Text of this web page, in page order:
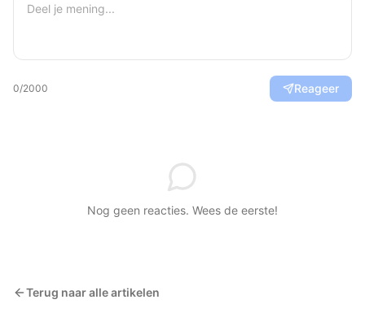
0/2000 Reageer
Nog geen reacties. Wees de eerste!
Terug naar alle artikelen